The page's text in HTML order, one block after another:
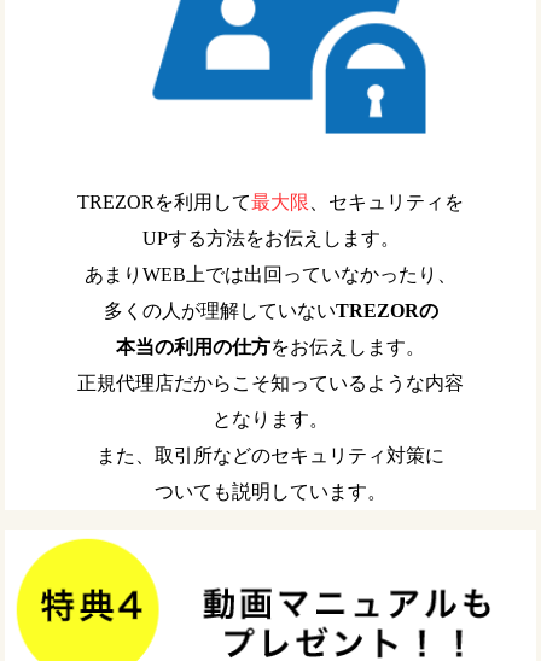
TREZORを利用して最大限 、セキュリティを
UPする方法をお伝えします。
あまりWEB上では出回っていなかったり、
多くの人が理解していないTREZORの
本当の利用の仕方をお伝えします。
正規代理店だからこそ知っているような内容
となります。
また、取引所などのセキュリティ対策に
ついても説明しています。